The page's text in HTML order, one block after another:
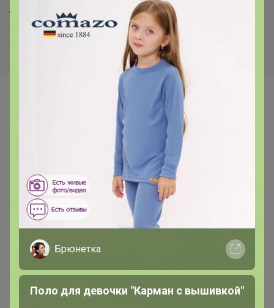
Леггинсы -8%
2 091р
Рубашка
Самые желанные
Брюнетка
Поло для девочки "Карман с вышивкой"